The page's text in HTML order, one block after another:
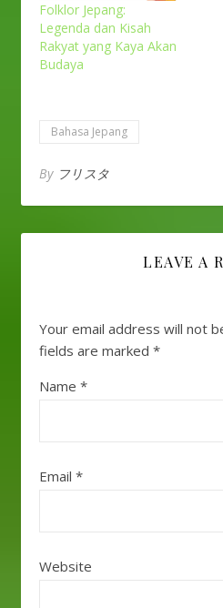
Folklor Jepang:
Legenda dan Kisah
Rakyat yang Kaya Akan
Budaya
Bahasa Jepang
By フリスタ
LEAVE A
Your email address will not
fields are marked *
Name *
Email *
Website